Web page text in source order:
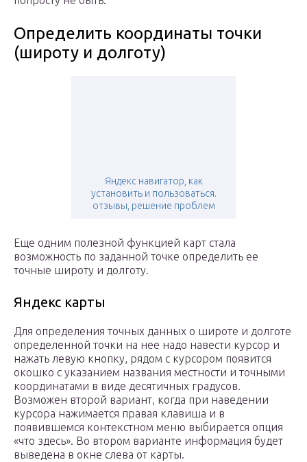
Определить координаты точки
(широту и долготу)
Яндекс навигатор, как
установить и пользоваться.
отзывы, решение проблем
Еще одним полезной функцией карт стала
возможность по заданной точке определить ее
точные широту и долготу.
Яндекс карты
Для определения точных данных о широте и долготе
определенной точки на нее надо навести курсор и
нажать левую кнопку, рядом с курсором появится
окошко с указанием названия местности и точными
координатами в виде десятичных градусов.
Возможен второй вариант, когда при наведении
курсора нажимается правая клавиша и в
появившемся контекстном меню выбирается опция
«что здесь». Во втором варианте информация будет
выведена в окне слева от карты.